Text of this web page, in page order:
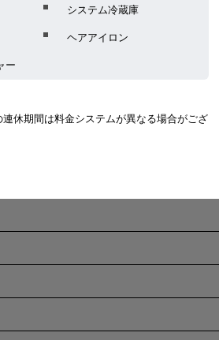
システム冷蔵庫
ヘアアイロン
ー
休期間は料金システムが異なる場合がござ